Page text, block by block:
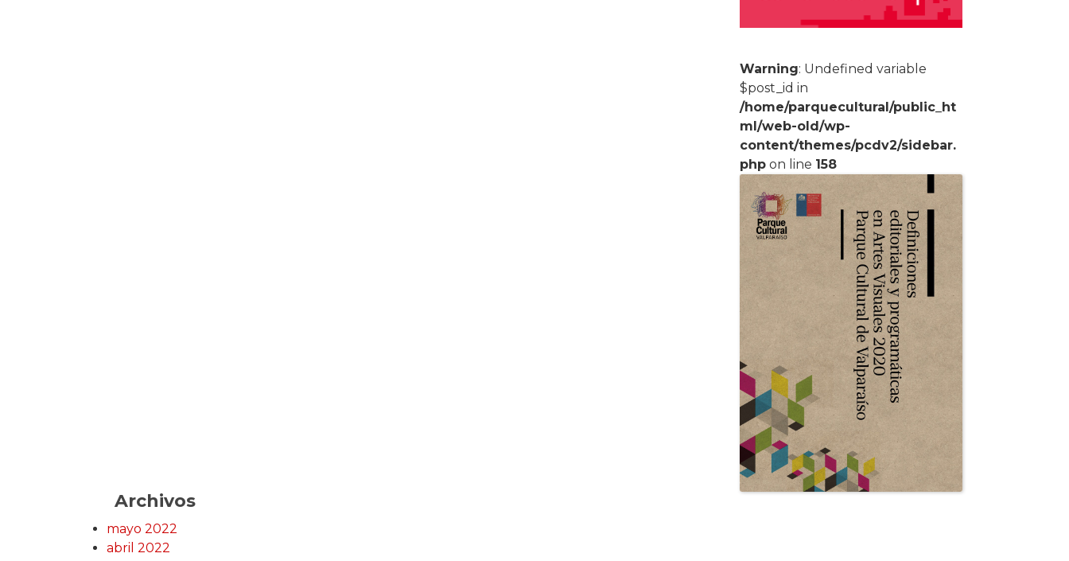
Warning: Undefined variable
$post_id in
/home/parquecultural/public_ht
ml/web-old/wp-
content/themes/pcdv2/sidebar.
php on line 158
Archivos
mayo 2022
abril 2022